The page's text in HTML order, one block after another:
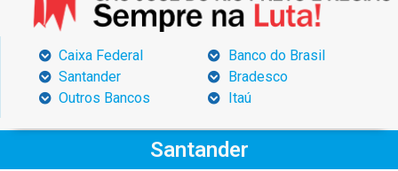
Caixa Federal
Santander
Outros Bancos
Banco do Brasil
Bradesco
Itaú
Santander